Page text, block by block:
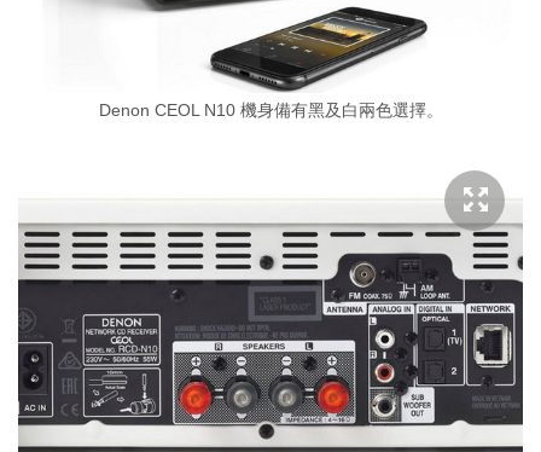
Denon CEOL N10 機身備有黑及白兩色選擇。